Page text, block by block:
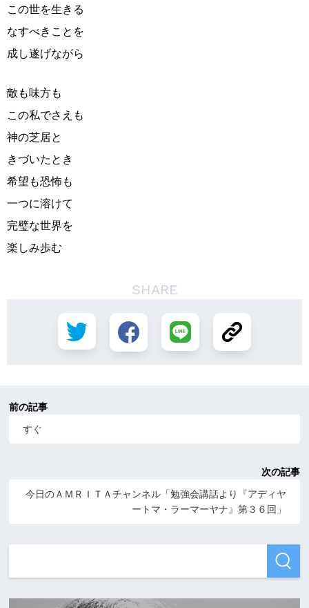
この世を生きる
なすべきことを
成し遂げながら
敵も味方も
この私でさえも
神の芝居と
きづいたとき
希望も恐怖も
一つに溶けて
完璧な世界を
楽しみ歩む
SHARE
前の記事
すぐ
次の記事
今日のＡＭＲＩＴＡチャンネル「勉強会講話より『アディヤ
ートマ・ラーマーヤナ』第３６回」